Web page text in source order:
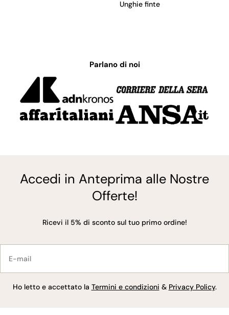
Unghie finte
Parlano di noi
Accedi in Anteprima alle Nostre
Offerte!
Ricevi il 5% di sconto sul tuo primo ordine!
mail
Ho letto e accettato la Termini e condizioni & Privacy Policy.